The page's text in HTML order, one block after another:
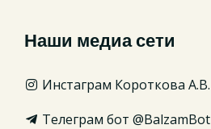
Наши медиа сети
Инстаграм Короткова А.В.
Телеграм бот @BalzamBot